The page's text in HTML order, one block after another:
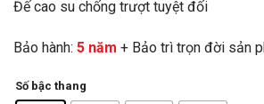
Đế cao su chống trượt tuyệt đối
Bảo hành: 5 năm + Bảo trì trọn đời sản
Số bậc thang